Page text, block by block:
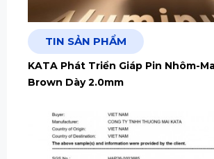
TIN SẢN PHẨM
KATA Phát Triển Giáp Pin Nhôm-
Brown Dày 2.0mm